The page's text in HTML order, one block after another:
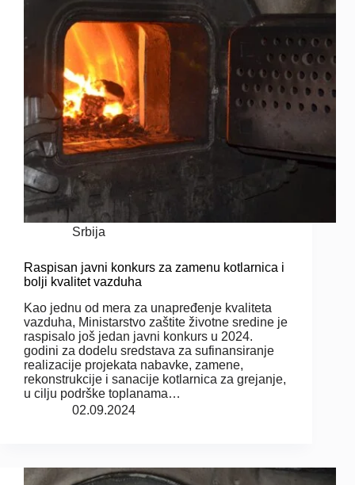
Srbija
Raspisan javni konkurs za zamenu kotlarnica i
bolji kvalitet vazduha
Kao jednu od mera za unapređenje kvaliteta
vazduha, Ministarstvo zaštite životne sredine je
raspisalo još jedan javni konkurs u 2024.
godini za dodelu sredstava za sufinansiranje
realizacije projekata nabavke, zamene,
rekonstrukcije i sanacije kotlarnica za grejanje,
u cilju podrške toplanama…
02.09.2024